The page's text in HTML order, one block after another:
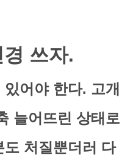
쓰자.
어야 한다. 고개
늘어뜨린 상태로
도 처질뿐더러 다